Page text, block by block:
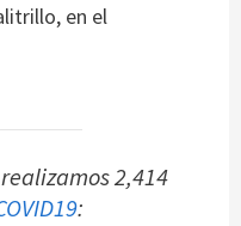
en el
2,414
: